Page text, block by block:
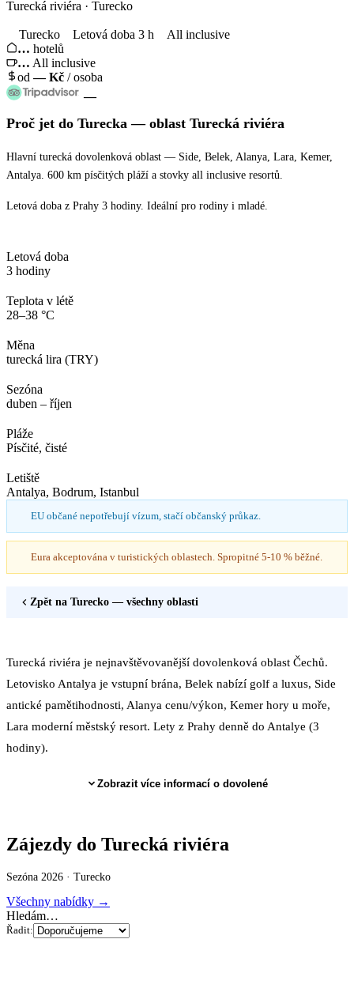
Turecká riviéra · Turecko
Turecko Letová doba 3 h
All inclusive
… hotelů
… All inclusive
od—Kč / osoba
—
Proč jet do Turecka — oblast Turecká riviéra
Hlavní turecká dovolenková oblast — Side, Belek, Alanya, Lara, Kemer,
Antalya. 600 km písčitých pláží a stovky all inclusive resortů.
Letová doba z Prahy 3 hodiny. Ideální pro rodiny i mladé.
Letová doba
3 hodiny
Teplota v létě
28–38 °C
Měna
turecká lira (TRY)
Sezóna
duben – říjen
Pláže
Písčité, čisté
Letiště
Antalya, Bodrum, Istanbul
EU občané nepotřebují vízum, stačí občanský průkaz.
Eura akceptována v turistických oblastech. Spropitné 5-10 % běžné.
Zpět na Turecko — všechny oblasti
Turecká riviéra je nejnavštěvovanější dovolenková oblast Čechů.
Letovisko Antalya je vstupní brána, Belek nabízí golf a luxus, Side
antické pamětihodnosti, Alanya cenu/výkon, Kemer hory u moře,
Lara moderní městský resort. Lety z Prahy denně do Antalye (3
hodiny).
Zobrazit více informací o dovolené
Zájezdy do Turecká riviéra
Sezóna 2026 · Turecko
Všechny nabídky →
Hledám…
Řadit: